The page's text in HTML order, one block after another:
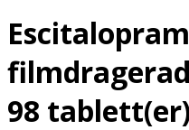
98 tablett(er)